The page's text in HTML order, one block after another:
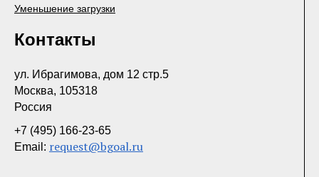
Уменьшение загрузки
Контакты
ул. Ибрагимова, дом 12 стр.5
Москва, 105318
Россия
+7 (495) 166-23-65
Email: request@bgoal.ru